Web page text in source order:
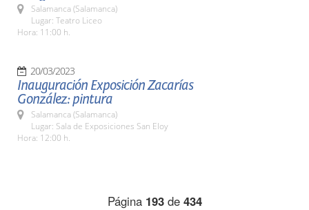
Salamanca (Salamanca)
Lugar: Teatro Liceo
Hora: 11:00 h.
20/03/2023
Inauguración Exposición Zacarías
González: pintura
Salamanca (Salamanca)
Lugar: Sala de Exposiciones San Eloy
Hora: 12:00 h.
Página 193de 434